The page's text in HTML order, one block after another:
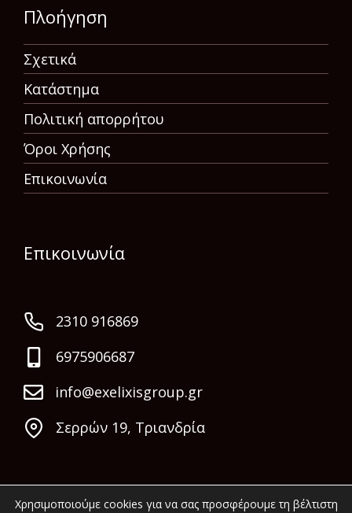
Πλοήγηση
Σχετικά
Κατάστημα
Πολιτική απορρήτου
Όροι Χρήσης
Επικοινωνία
Επικοινωνία
2310 916869
6975906687
info@exelixisgroup.gr
Σερρών 19, Τριανδρία
Χρησιμοποιούμε cookies για να σας προσφέρουμε τη βέλτιστη